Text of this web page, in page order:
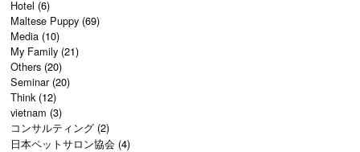
Hotel (6)
Maltese Puppy (69)
Media (10)
My Family (21)
Others (20)
Seminar(20)
Think (12)
vietnam (3)
コンサルティング (2)
日本ペットサロン協会 (4)